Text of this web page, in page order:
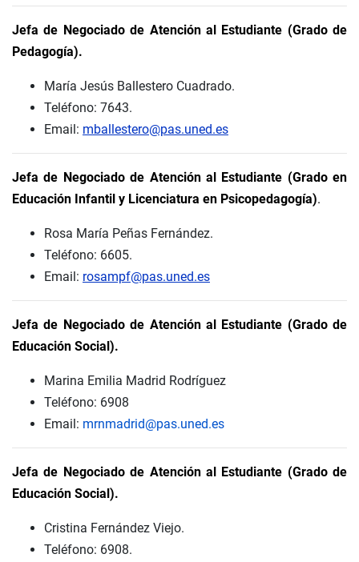
Jefa de Negociado de Atención al Estudiante (Grado de
Pedagogía).
María Jesús Ballestero Cuadrado.
Teléfono: 7643.
Email: mballestero@pas.uned.es
Jefa de Negociado de Atención al Estudiante (Grado en
Educación Infantil y Licenciatura en Psicopedagogía).
Rosa María Peñas Fernández.
Teléfono: 6605.
Email: rosampf@pas.uned.es
Jefa de Negociado de Atención al Estudiante (Grado de
Educación Social).
Marina Emilia Madrid Rodríguez
Teléfono: 6908
Email: mrnmadrid@pas.uned.es
Jefa de Negociado de Atención al Estudiante (Grado de
Educación Social).
Cristina Fernández Viejo.
Teléfono: 6908.